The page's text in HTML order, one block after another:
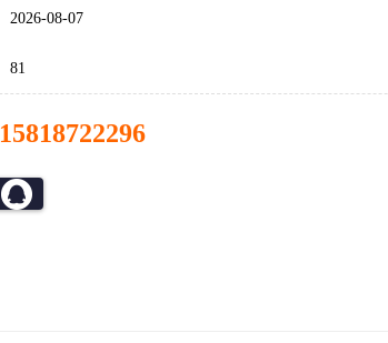
2026-08-07
81
15818722296